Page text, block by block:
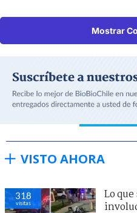
Mostrar
VISTO AHORA
318
visitas
Lo